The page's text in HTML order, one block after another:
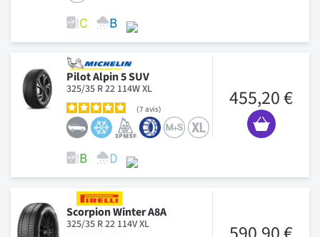
Pilot Alpin 5 SUV
325/35 R 22 114W XL
7 avis 455,20 €
Scorpion Winter A8A
325/35 R 22 114V XL